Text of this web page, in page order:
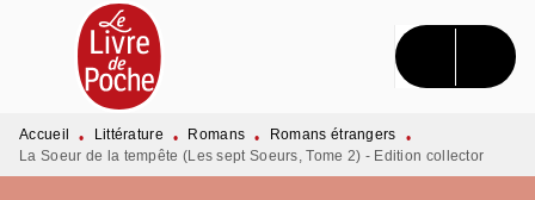
MENU RECHERCHE CONTENU
PIED DE PAGE
Accueil • Littérature • Romans • Romans étrangers
•
La Soeur de la tempête (Les sept Soeurs, Tome 2) - Edition collector